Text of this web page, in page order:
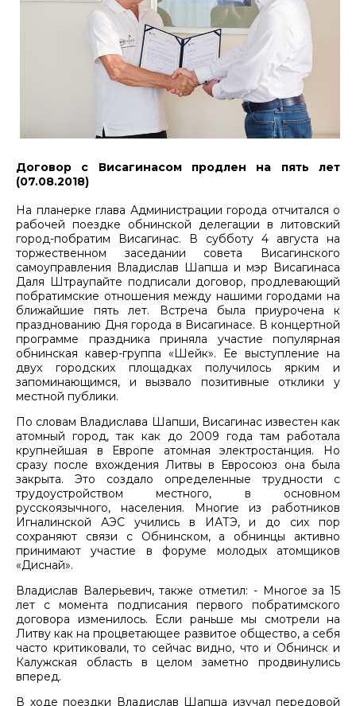
Договор с Висагинасом продлен на пять лет
(07.08.2018)
На планерке глава Администрации города отчитался о
рабочей поездке обнинской делегации в литовский
город-побратим Висагинас. В субботу 4 августа на
торжественном заседании совета Висагинского
самоуправления Владислав Шапша и мэр Висагинаса
Даля Штраупайте подписали договор, продлевающий
побратимские отношения между нашими городами на
ближайшие пять лет. Встреча была приурочена к
празднованию Дня города в Висагинасе. В концертной
программе праздника приняла участие популярная
обнинская кавер-группа «Шейк». Ее выступление на
двух городских площадках получилось ярким и
запоминающимся, и вызвало позитивные отклики у
местной публики.
По словам Владислава Шапши, Висагинас известен как
атомный город, так как до 2009 года там работала
крупнейшая в Европе атомная электростанция. Но
сразу после вхождения Литвы в Евросоюз она была
закрыта. Это создало определенные трудности с
трудоустройством местного, в основном
русскоязычного, населения. Многие из работников
Игналинской АЭС учились в ИАТЭ, и до сих пор
сохраняют связи с Обнинском, а обнинцы активно
принимают участие в форуме молодых атомщиков
«Диснай».
Владислав Валерьевич, также отметил: - Многое за 15
лет с момента подписания первого побратимского
договора изменилось. Если раньше мы смотрели на
Литву как на процветающее развитое общество, а себя
часто критиковали, то сейчас видно, что и Обнинск и
Калужская область в целом заметно продвинулись
вперед.
В ходе поездки Владислав Шапша изучал передовой